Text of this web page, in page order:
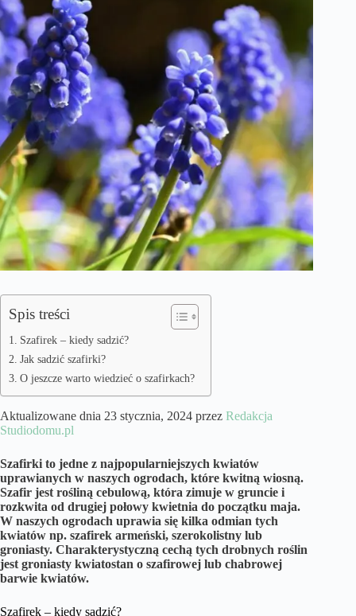
Spis treści
Szafirek – kiedy sadzić?
Jak sadzić szafirki?
O jeszcze warto wiedzieć o szafirkach?
Aktualizowane dnia 23 stycznia, 2024 przez Redakcja
Studiodomu.pl
Szafirki to jedne z najpopularniejszych kwiatów
uprawianych w naszych ogrodach, które kwitną wiosną.
Szafir jest rośliną cebulową, która zimuje w gruncie i
rozkwita od drugiej połowy kwietnia do początku maja.
W naszych ogrodach uprawia się kilka odmian tych
kwiatów np. szafirek armeński, szerokolistny lub
groniasty. Charakterystyczną cechą tych drobnych roślin
jest groniasty kwiatostan o szafirowej lub chabrowej
barwie kwiatów.
Szafirek – kiedy sadzić?